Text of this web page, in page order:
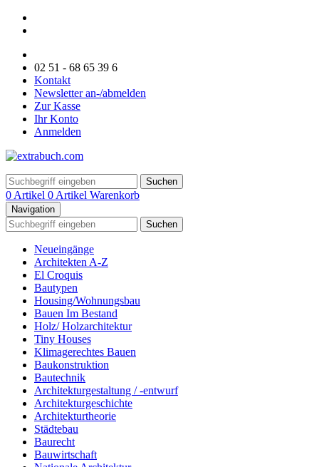
02 51 - 68 65 39 6
Kontakt
Newsletter an-/abmelden
Zur Kasse
Ihr Konto
Anmelden
Suchen
0 Artikel 0 Artikel Warenkorb
Navigation
Suchen
Neueingänge
Architekten A-Z
El Croquis
Bautypen
Housing/Wohnungsbau
Bauen Im Bestand
Holz/ Holzarchitektur
Tiny Houses
Klimagerechtes Bauen
Baukonstruktion
Bautechnik
Architekturgestaltung / -entwurf
Architekturgeschichte
Architekturtheorie
Städtebau
Baurecht
Bauwirtschaft